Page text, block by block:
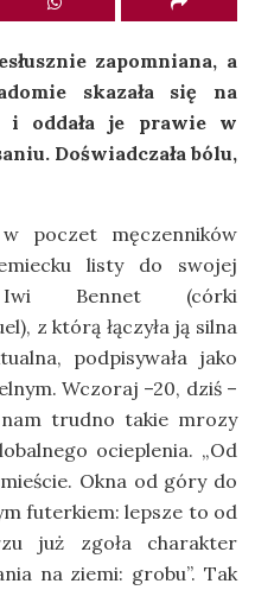
zapomniana, a
skazała się na
i oddała je prawie w
Doświadczała bólu,
poczet męczenników
listy do swojej
Bennet (córki
z którą łączyła ją silna
podpisywała jako
Wczoraj –20, dziś –
nam trudno takie mrozy
ocieplenia. „Od
Okna od góry do
futerkiem: lepsze to od
już zgoła charakter
na ziemi: grobu”. Tak